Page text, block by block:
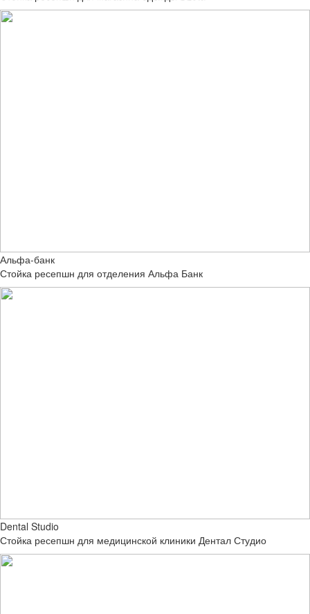
Альфа-банк
Стойка ресепшн для отделения Альфа Банк
Dental Studio
Стойка ресепшн для медицинской клиники Дентал Студио